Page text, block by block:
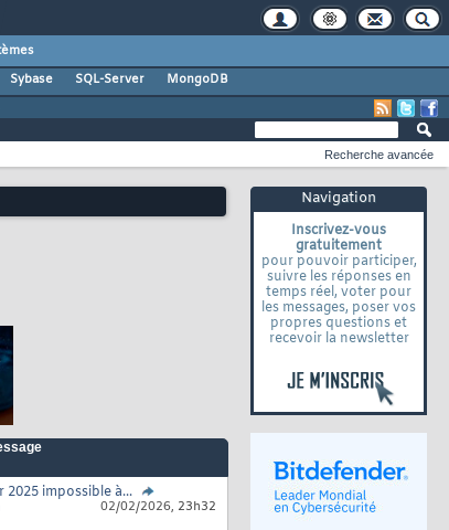
Sybase SQL-Server
MongoDB
Recherche avancée
Navigation
Inscrivez-vous
gratuitement
pour pouvoir participer,
suivre les réponses en
temps réel, voter pour
les messages, poser vos
propres questions et
recevoir la newsletter
2025 impossible à...
02/02/2026, 23h32